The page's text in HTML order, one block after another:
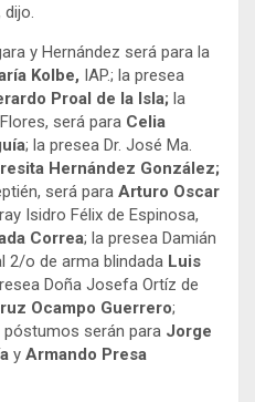
dijo.
y Hernández será para la
Kolbe, IAP.; la presea
Proal de la Isla; la
será para Celia
; la presea Dr. José Ma.
Hernández González;
será para Arturo Oscar
Isidro Félix de Espinosa,
Correa; la presea Damián
2/o de arma blindada Luis
Doña Josefa Ortíz de
Ocampo Guerrero;
serán para Jorge
y Armando Presa